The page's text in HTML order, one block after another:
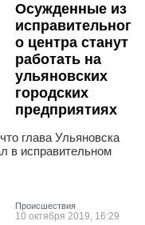
Осужденные из
исправительног
о центра станут
работать на
ульяновских
городских
предприятиях
глава Ульяновска
в исправительном
Проиcшествия
10 октября 2019, 16:29